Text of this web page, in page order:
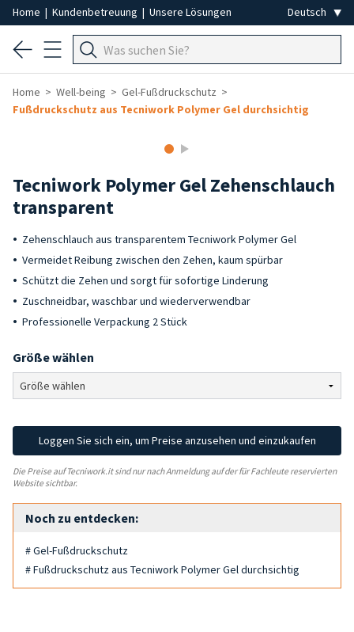
Home | Kundenbetreuung | Unsere Lösungen
Home Well-being
Gel-Fußdruckschutz
Fußdruckschutz aus Tecniwork Polymer Gel durchsichtig
Tecniwork Polymer Gel Zehenschlauch
transparent
Zehenschlauch aus transparentem Tecniwork Polymer Gel
Vermeidet Reibung zwischen den Zehen, kaum spürbar
Schützt die Zehen und sorgt für sofortige Linderung
Zuschneidbar, waschbar und wiederverwendbar
Professionelle Verpackung 2 Stück
Größe wählen
Loggen Sie sich ein, um Preise anzusehen und einzukaufen
Die Preise auf Tecniwork.it sind nur nach Anmeldung auf der für Fachleute reservierten
Website sichtbar.
Noch zu entdecken:
# Gel-Fußdruckschutz
# Fußdruckschutz aus Tecniwork Polymer Gel durchsichtig